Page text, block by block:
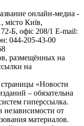
онлайн-медиа -
місто Київ,
Б, офіс 208/1 E-mail:
044-205-43-00
размещённых на
на
«Новости
– обязательна
гиперссылка.
от
материалов.